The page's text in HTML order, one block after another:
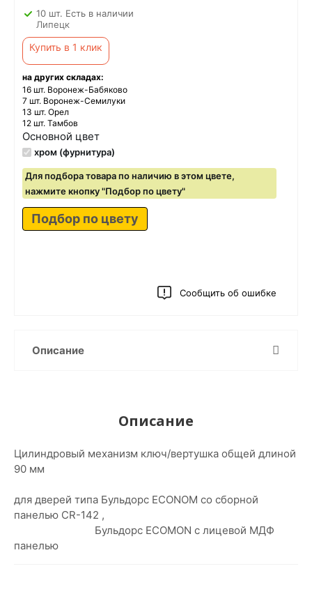
10 шт. Есть в наличии
Липецк
Купить в 1 клик
на других складах:
16 шт. Воронеж-Бабяково
7 шт. Воронеж-Семилуки
13 шт. Орел
12 шт. Тамбов
Основной цвет
хром (фурнитура)
Для подбора товара по наличию в этом цвете,
нажмите кнопку "Подбор по цвету"
Подбор по цвету
Сообщить об ошибке
Описание
Описание
Цилиндровый механизм ключ/вертушка общей длиной
90 мм
для дверей типа Бульдорс ECONOM со сборной
панелью CR-142 ,
Бульдорс ECOMON с лицевой МДФ
панелью